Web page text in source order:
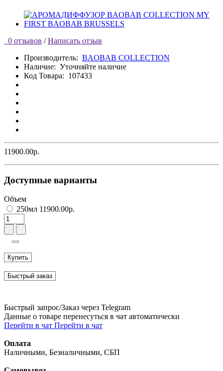
0 отзывов / Написать отзыв
Производитель: BAOBAB COLLECTION
Наличие: Уточняйте наличие
Код Товара: 107433
11900.00р.
Доступные варианты
Объем
250мл 11900.00р.
Купить
Быстрый заказ
Быстрый запрос/Заказ через Telegram
Данные о товаре перенесуться в чат автоматически
Перейти в чат Перейти в чат
Оплата
Наличными, Безналичными, СБП